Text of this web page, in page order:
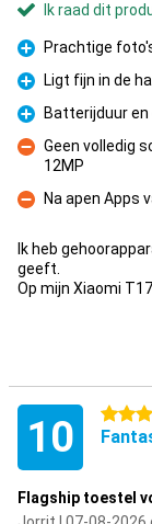
Ik raad dit
Pluspunt
Prachtige
Pluspunt
Ligt fijn in de
Pluspunt
Batterijduur
Minpunt
Geen volledig
12MP
Minpunt
Na apen Apps
Ik heb
geeft.
Op mijn Xiaomi
10 5
Flagship toestel